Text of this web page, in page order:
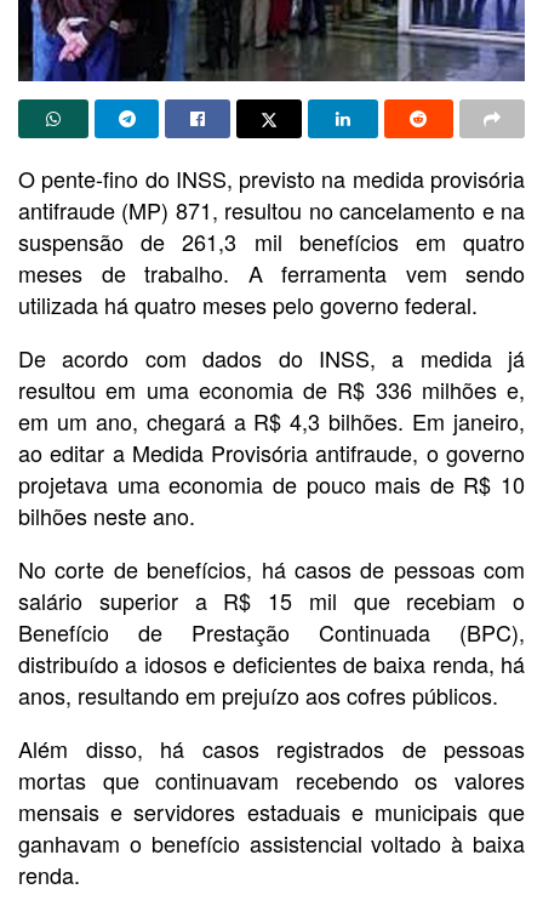
O pente-fino do INSS, previsto na medida provisória
antifraude (MP) 871, resultou no cancelamento e na
suspensão de 261,3 mil benefícios em quatro
meses de trabalho. A ferramenta vem sendo
utilizada há quatro meses pelo governo federal.
De acordo com dados do INSS, a medida já
resultou em uma economia de R$ 336 milhões e,
em um ano, chegará a R$ 4,3 bilhões. Em janeiro,
ao editar a Medida Provisória antifraude, o governo
projetava uma economia de pouco mais de R$ 10
bilhões neste ano.
No corte de benefícios, há casos de pessoas com
salário superior a R$ 15 mil que recebiam o
Benefício de Prestação Continuada (BPC),
distribuído a idosos e deficientes de baixa renda, há
anos, resultando em prejuízo aos cofres públicos.
Além disso, há casos registrados de pessoas
mortas que continuavam recebendo os valores
mensais e servidores estaduais e municipais que
ganhavam o benefício assistencial voltado à baixa
renda.